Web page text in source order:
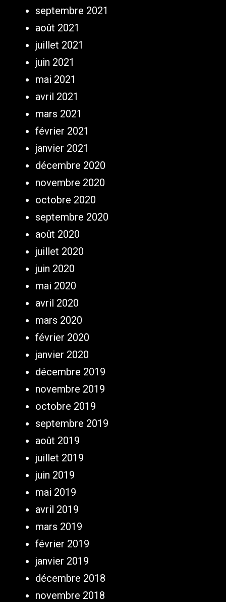
septembre 2021
août 2021
juillet 2021
juin 2021
mai 2021
avril 2021
mars 2021
février 2021
janvier 2021
décembre 2020
novembre 2020
octobre 2020
septembre 2020
août 2020
juillet 2020
juin 2020
mai 2020
avril 2020
mars 2020
février 2020
janvier 2020
décembre 2019
novembre 2019
octobre 2019
septembre 2019
août 2019
juillet 2019
juin 2019
mai 2019
avril 2019
mars 2019
février 2019
janvier 2019
décembre 2018
novembre 2018